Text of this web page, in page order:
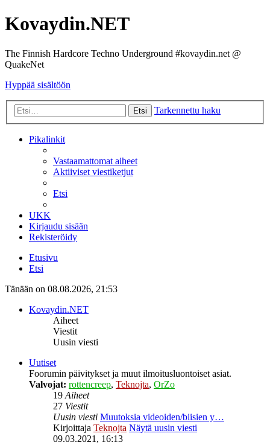
Kovaydin.NET
The Finnish Hardcore Techno Underground #kovaydin.net @
QuakeNet
Hyppää sisältöön
Etsi Tarkennettu haku
Pikalinkit
Vastaamattomat aiheet
Aktiiviset viestiketjut
Etsi
UKK
Kirjaudu sisään
Rekisteröidy
Etusivu
Etsi
Tänään on 08.08.2026, 21:53
Kovaydin.NET
Aiheet
Viestit
Uusin viesti
Uutiset
Foorumin päivitykset ja muut ilmoitusluontoiset asiat.
Valvojat: rottencreep, Teknojta, OrZo
19Aiheet
27 Viestit
Uusin viesti Muutoksia videoiden/biisien y…
Kirjoittaja Teknojta Näytä uusin viesti
09.03.2021, 16:13